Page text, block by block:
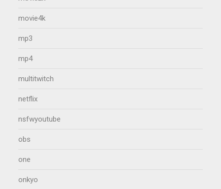
movie4k
mp3
mp4
multitwitch
netflix
nsfwyoutube
obs
one
onkyo